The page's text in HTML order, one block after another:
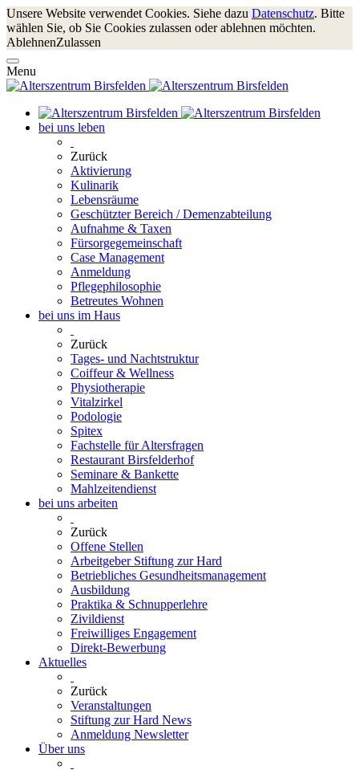
Unsere Website verwendet Cookies. Siehe dazu Datenschutz. Bitte
wählen Sie, ob Sie Cookies zulassen oder ablehnen möchten.
AblehnenZulassen
Menu
bei uns leben
Zurück
Aktivierung
Kulinarik
Lebensräume
Geschützter Bereich / Demenzabteilung
Aufnahme & Taxen
Fürsorgegemeinschaft
Case Management
Anmeldung
Pflegephilosophie
Betreutes Wohnen
bei uns im Haus
Zurück
Tages- und Nachtstruktur
Coiffeur & Wellness
Physiotherapie
Vitalzirkel
Podologie
Spitex
Fachstelle für Altersfragen
Restaurant Birsfelderhof
Seminare & Bankette
Mahlzeitendienst
bei uns arbeiten
Zurück
Offene Stellen
Arbeitgeber Stiftung zur Hard
Betriebliches Gesundheitsmanagement
Ausbildung
Praktika & Schnupperlehre
Zivildienst
Freiwilliges Engagement
Direkt-Bewerbung
Aktuelles
Zurück
Veranstaltungen
Stiftung zur Hard News
Anmeldung Newsletter
Über uns